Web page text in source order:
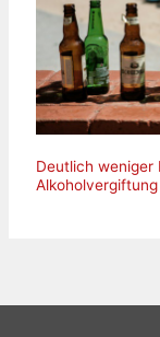
Deutlich weniger